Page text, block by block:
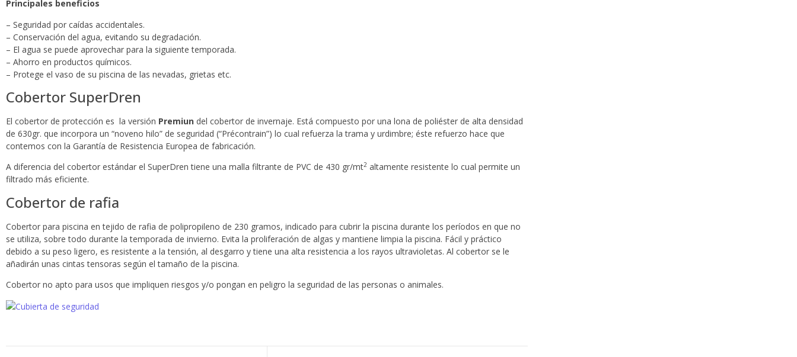
Principales beneficios
– Seguridad por caídas accidentales.
– Conservación del agua, evitando su degradación.
– El agua se puede aprovechar para la siguiente temporada.
– Ahorro en productos químicos.
– Protege el vaso de su piscina de las nevadas, grietas etc.
Cobertor SuperDren
El cobertor de protección es la versión Premiun del cobertor de invernaje. Está compuesto por una lona de poliéster de alta densidad
de 630gr. que incorpora un “noveno hilo” de seguridad (“Précontrain”) lo cual refuerza la trama y urdimbre; éste refuerzo hace que
contemos con la Garantía de Resistencia Europea de fabricación.
A diferencia del cobertor estándar el SuperDren tiene una malla filtrante de PVC de 430 gr/mt2 altamente resistente lo cual permite un
filtrado más eficiente.
Cobertor de rafia
Cobertor para piscina en tejido de rafia de polipropileno de 230 gramos, indicado para cubrir la piscina durante los períodos en que no
se utiliza, sobre todo durante la temporada de invierno. Evita la proliferación de algas y mantiene limpia la piscina. Fácil y práctico
debido a su peso ligero, es resistente a la tensión, al desgarro y tiene una alta resistencia a los rayos ultravioletas. Al cobertor se le
añadirán unas cintas tensoras según el tamaño de la piscina.
Cobertor no apto para usos que impliquen riesgos y/o pongan en peligro la seguridad de las personas o animales.